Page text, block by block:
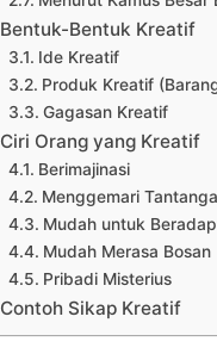
Bentuk-Bentuk Kreatif
Ide Kreatif
Produk Kreatif
Gagasan Kreatif
Ciri Orang yang Kreatif
Berimajinasi
Menggemari
Mudah untuk
Mudah Merasa Bosan
Pribadi Misterius
Contoh Sikap Kreatif